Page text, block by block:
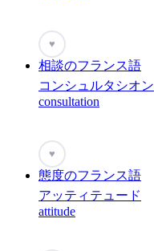
♥
相談のフランス語
コンシュルタシオン
consultation
♥
態度のフランス語
アッティテュード
attitude